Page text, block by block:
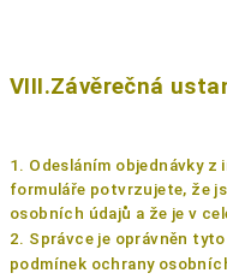
VIII.Závěrečná
1. Odesláním objednávky
formuláře potvrzujete, že
osobních údajů a že je v
2. Správce je oprávněn
podmínek ochrany